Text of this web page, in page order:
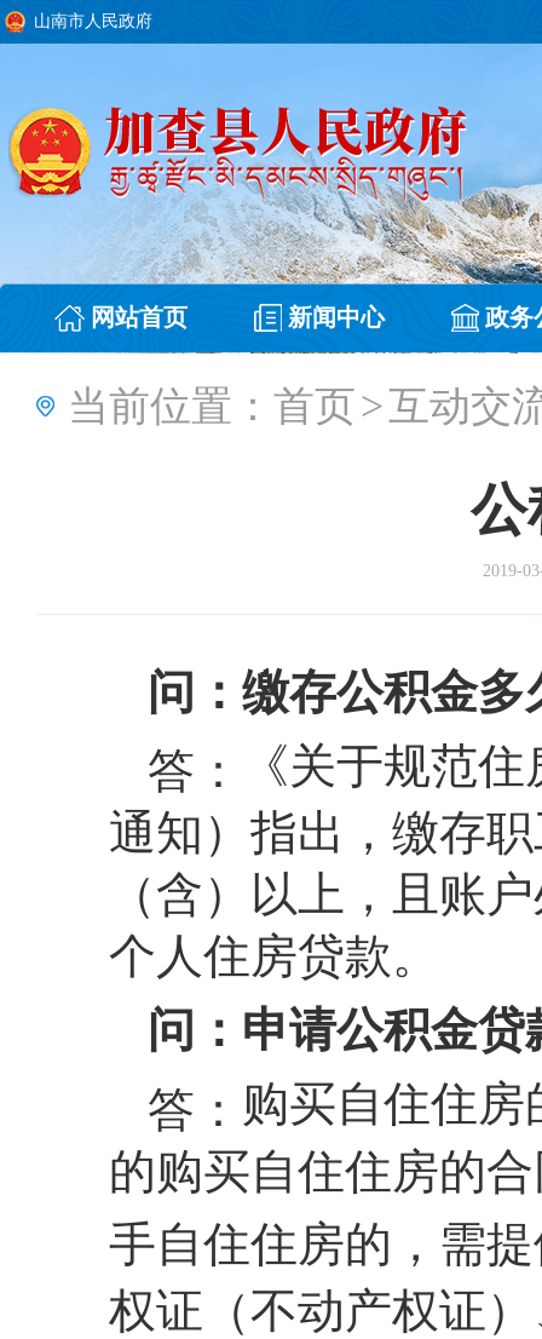
山南市人民政府
网站首页 新闻中心 政务
当前位置： 首页>互动交
公
2019-
问：缴存公积金
答：
《关于规范
通知）指出，缴存
（含）以上，且账
个人住房贷款。
问：申请公积金
答： 购买自住住
的购买自住住房的
手自住住房的，需
权证（不动产权证